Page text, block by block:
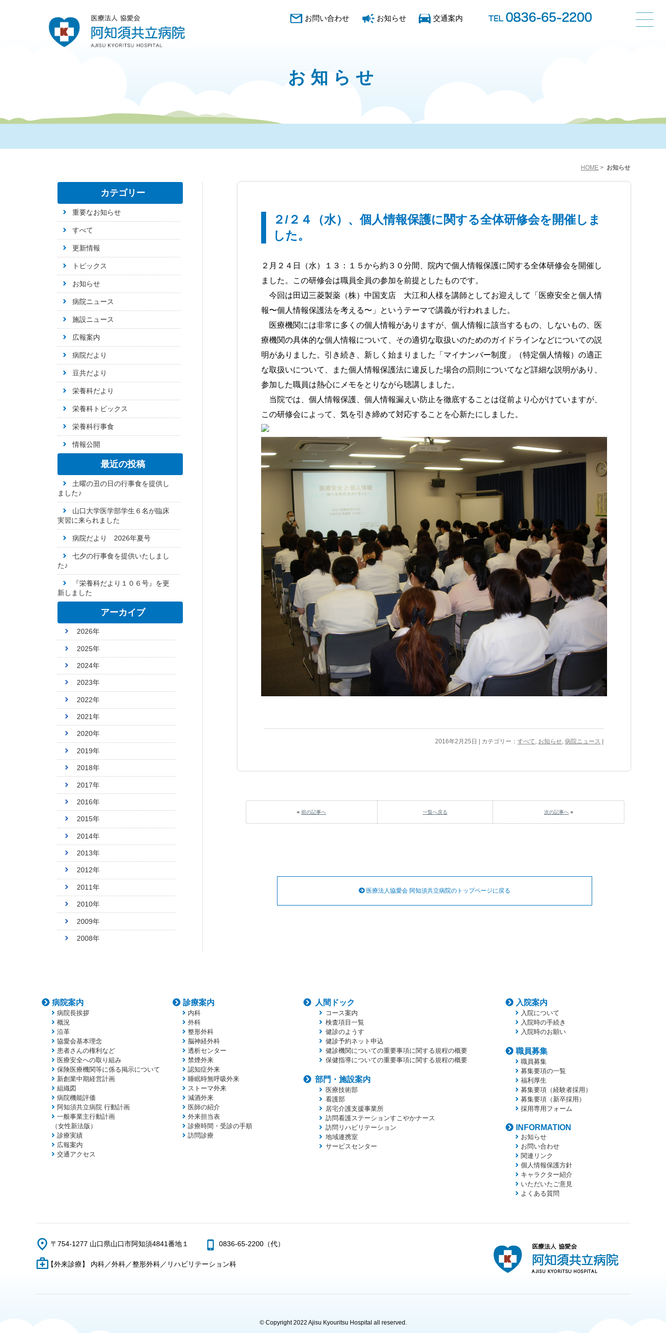
交通案内
お知らせ
お問い合わせ
お知らせ
HOME > お知らせ
２/２４（水）、個人情報保護に関する全体研修会を開催しま
した。
２月２４日（水）１３：１５から約３０分間、院内で個人情報保護に関する全体研修会を開催し
ました。この研修会は職員全員の参加を前提としたものです。
今回は田辺三菱製薬（株）中国支店 大江和人様を講師としてお迎えして「医療安全と個人情
報〜個人情報保護法を考える〜」というテーマで講義が行われました。
医療機関には非常に多くの個人情報がありますが、個人情報に該当するもの、しないもの、医
療機関の具体的な個人情報について、その適切な取扱いのためのガイドラインなどについての説
明がありました。引き続き、新しく始まりました「マイナンバー制度」（特定個人情報）の適正
な取扱いについて、また個人情報保護法に違反した場合の罰則についてなど詳細な説明があり、
参加した職員は熱心にメモをとりながら聴講しました。
当院では、個人情報保護、個人情報漏えい防止を徹底することは従前より心がけていますが、
この研修会によって、気を引き締めて対応することを心新たにしました。
2016年2月25日 | カテゴリー：すべて, お知らせ,病院ニュース
«前の記事へ 一覧へ戻る 次の記事へ»
医療法人協愛会 阿知須共立病院のトップページに戻る
カテゴリー
重要なお知らせ
すべて
更新情報
トピックス
お知らせ
病院ニュース
施設ニュース
広報案内
病院だより
豆共だより
栄養科だより
栄養科トピックス
栄養科行事食
情報公開
最近の投稿
土曜の丑の日の行事食を提供し
ました♪
山口大学医学部学生６名が臨床
実習に来られました
病院だより 2026年夏号
七夕の行事食を提供いたしまし
た♪
『栄養科だより１０６号』を更
新しました
アーカイブ
2026年
2025年
2024年
2023年
2022年
2021年
2020年
2019年
2018年
2017年
2016年
2015年
2014年
2013年
2012年
2011年
2010年
2009年
2008年
病院案内
病院長挨拶
概況
沿革
協愛会基本理念
患者さんの権利など
医療安全への取り組み
保険医療機関等に係る掲示について
新創業中期経営計画
組織図
病院機能評価
阿知須共立病院 行動計画
一般事業主行動計画
（女性新法版）
診療実績
広報案内
交通アクセス
診療案内
内科
外科
整形外科
脳神経外科
透析センター
禁煙外来
認知症外来
睡眠時無呼吸外来
ストーマ外来
減酒外来
医師の紹介
外来担当表
診療時間・受診の手順
訪問診療
人間ドック
コース案内
検査項目一覧
健診のようす
健診予約ネット申込
健診機関についての重要事項に関する規程の概要
保健指導についての重要事項に関する規程の概要
部門・施設案内
医療技術部
看護部
居宅介護支援事業所
訪問看護ステーションすこやかナース
訪問リハビリテーション
地域連携室
サービスセンター
入院案内
入院について
入院時の手続き
入院時のお願い
職員募集
職員募集
募集要項の一覧
福利厚生
募集要項（経験者採用）
募集要項（新卒採用）
採用専用フォーム
INFORMATION
お知らせ
お問い合わせ
関連リンク
個人情報保護方針
キャラクター紹介
いただいたご意見
よくある質問
〒754-1277 山口県山口市阿知須4841番地１ 0836-65-2200（代）
【外来診療】 内科／外科／整形外科／リハビリテーション科
© Copyright 2022 Ajisu Kyouritsu Hospital all reserved.